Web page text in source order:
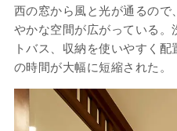
西の窓から風と光が通るの
やかな空間が広がっている。
トバス、収納を使いやすく
の時間が大幅に短縮された。